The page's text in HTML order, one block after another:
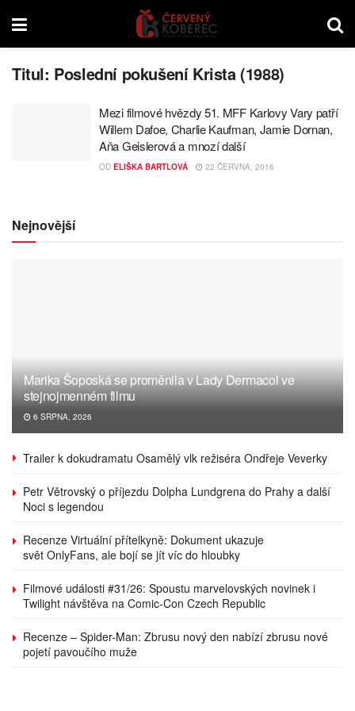
Titul: Poslední pokušení Krista (1988)
Mezi filmové hvězdy 51. MFF Karlovy Vary patří
Willem Dafoe, Charlie Kaufman, Jamie Dornan,
Aňa Geislerová a mnozí další
OD ELIŠKA BARTLOVÁ 22 ČERVNA, 2016
Nejnovější
Marika Šoposká se proměnila v Lady Dermacol ve
stejnojmenném filmu
6 SRPNA, 2026
Trailer k dokudramatu Osamělý vlk režiséra Ondřeje Veverky
Petr Větrovský o příjezdu Dolpha Lundgrena do Prahy a další
Noci s legendou
Recenze Virtuální přítelkyně: Dokument ukazuje
svět OnlyFans, ale bojí se jít víc do hloubky
Filmové události #31/26: Spoustu marvelovských novinek i
Twilight návštěva na Comic-Con Czech Republic
Recenze – Spider-Man: Zbrusu nový den nabízí zbrusu nové
pojetí pavoučího muže